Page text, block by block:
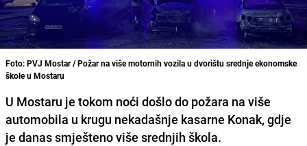
Foto: PVJ Mostar / Požar na više motornih vozila u dvorištu srednje ekonomske
škole u Mostaru
U Mostaru je tokom noći došlo do požara na više
automobila u krugu nekadašnje kasarne Konak, gdje
je danas smješteno više srednjih škola.